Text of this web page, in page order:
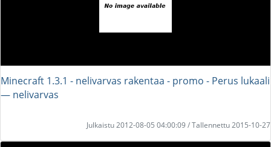
Minecraft 1.3.1 - nelivarvas rakentaa - promo - Perus lukaali
― nelivarvas
Julkaistu 2012-08-05 04:00:09 / Tallennettu 2015-10-27